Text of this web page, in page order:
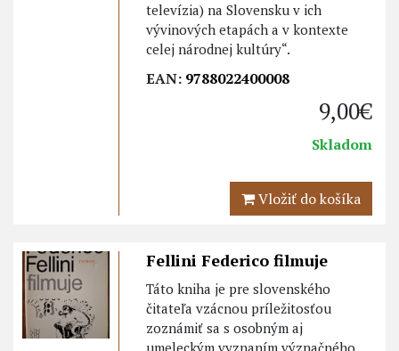
televízia) na Slovensku v ich
vývinových etapách a v kontexte
celej národnej kultúry“.
EAN: 9788022400008
9,00€
Skladom
Vložiť do košíka
Fellini Federico filmuje
Táto kniha je pre slovenského
čitateľa vzácnou príležitosťou
zoznámiť sa s osobným aj
umeleckým vyznaním význačného